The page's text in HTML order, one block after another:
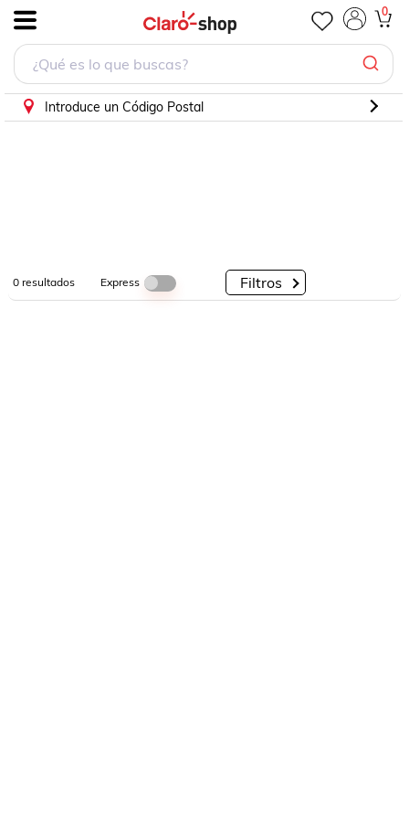
0
Introduce un Código Postal
0resultados Express Filtros
PorCategorías
PorMarcas
PorDescuento